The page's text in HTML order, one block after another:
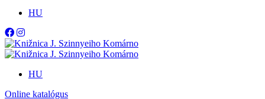
HU
HU
Online katalógus